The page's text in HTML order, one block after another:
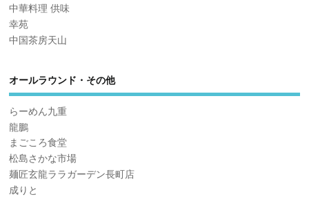
中華料理 供味
幸苑
中国茶房天山
オールラウンド・その他
らーめん九重
龍鵬
まごころ食堂
松島さかな市場
麺匠玄龍ララガーデン長町店
成りと